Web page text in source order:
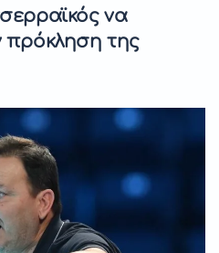
να
πρόκληση της